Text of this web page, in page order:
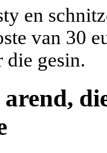
en
van 30
gesin.